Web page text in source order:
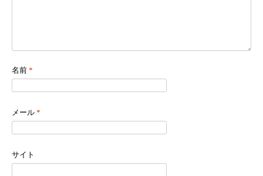
名前 *
メール *
サイト